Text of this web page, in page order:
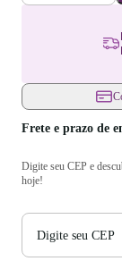
Frete e prazo de
Digite seu CEP e
hoje!
CEP
para
cálculo